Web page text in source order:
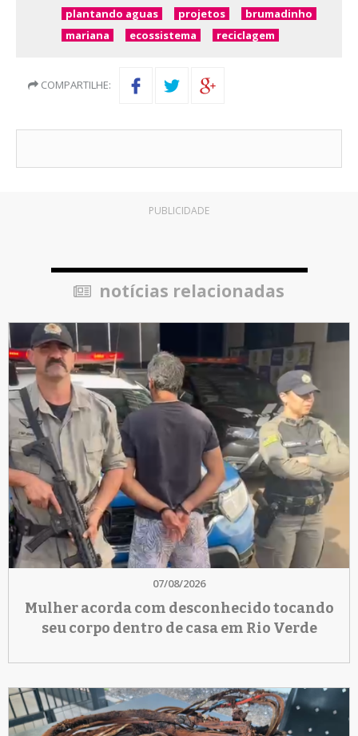
plantando aguas
projetos
brumadinho
mariana
ecossistema reciclagem
COMPARTILHE:
PUBLICIDADE
notícias relacionadas
07/08/2026
Mulher acorda com desconhecido tocando
seu corpo dentro de casa em Rio Verde